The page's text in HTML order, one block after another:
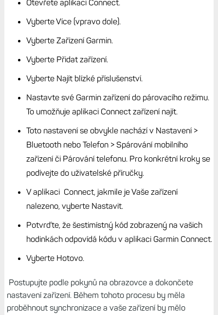
Otevřete aplikaci Connect.
Vyberte Více (vpravo dole).
Vyberte Zařízení Garmin.
Vyberte Přidat zařízení.
Vyberte Najít blízké příslušenství.
Nastavte své Garmin zařízení do párovacího režimu.
To umožňuje aplikaci Connect zařízení najít.
Toto nastavení se obvykle nachází v Nastavení >
Bluetooth nebo Telefon > Spárování mobilního
zařízení či Párování telefonu. Pro konkrétní kroky se
podívejte do uživatelské příručky.
V aplikaci Connect, jakmile je Vaše zařízení
nalezeno, vyberte Nastavit.
Potvrďte, že šestimístný kód zobrazený na vašich
hodinkách odpovídá kódu v aplikaci Garmin Connect.
Vyberte Hotovo.
Postupujte podle pokynů na obrazovce a dokončete
nastavení zařízení. Během tohoto procesu by měla
proběhnout synchronizace a vaše zařízení by mělo